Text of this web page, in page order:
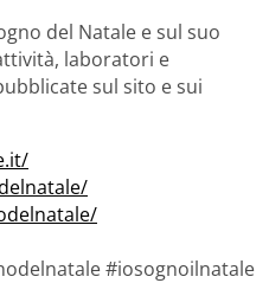
del Natale e sul suo
laboratori e
sul sito e sui
#iosognoilnatale